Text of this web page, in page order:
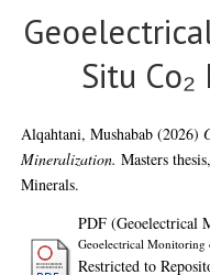
Situ
Alqahtani, Mushabab (2026)
Mineralization. Masters
Minerals.
PDF (Geoelectrical
Geoelectrical
Restricted to